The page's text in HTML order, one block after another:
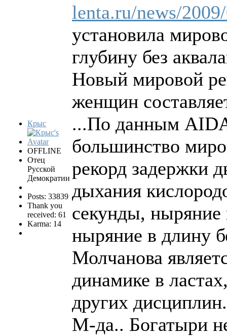
Крыс
OFFLINE
Отец
Русской
Демократии
Posts: 33839
Thank you
received: 61
Karma: 14
lenta.ru/news/
установила
глубину без
Новый мировой
женщин
...По данным
большинство
рекорд задержки
дыхания
секунды, ныряние
ныряние в длину
Молчанова
динамике в
других дисциплин.
М-да.. Богатыри